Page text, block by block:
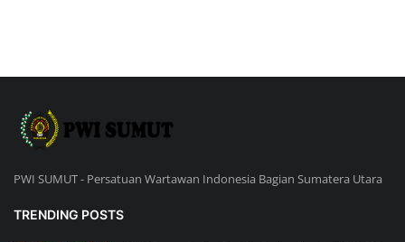
PWI SUMUT - Persatuan Wartawan Indonesia Bagian Sumatera Utara
TRENDING POSTS